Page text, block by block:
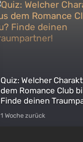
Quiz: Welcher
dem Romance Club
Finde deinen
1 Woche zurück